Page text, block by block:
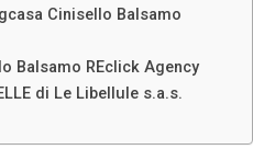
Cinisello Balsamo
Balsamo REclick Agency
di Le Libellule s.a.s.